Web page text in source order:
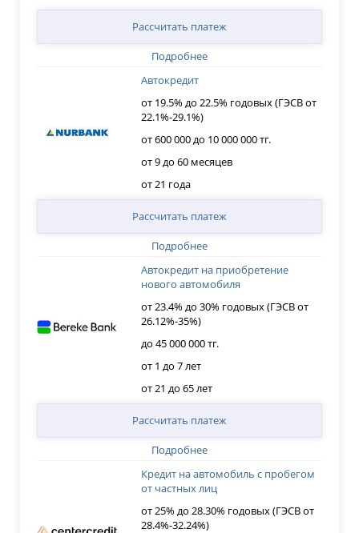
Подробнее
Рассчитать платеж
Автокредит
от 19.5% до 22.5% годовых (ГЭСВ от
22.1%-29.1%)
от 600 000 до 10 000 000 тг.
от 9 до 60 месяцев
от 21 года
Подробнее
Рассчитать платеж
Автокредит на приобретение
нового автомобиля
от 23.4% до 30% годовых (ГЭСВ от
26.12%-35%)
до 45 000 000 тг.
от 1 до 7 лет
от 21 до 65 лет
Подробнее
Рассчитать платеж
Кредит на автомобиль с пробегом
от частных лиц
от 25% до 28.30% годовых (ГЭСВ от
28.4%-32.24%)